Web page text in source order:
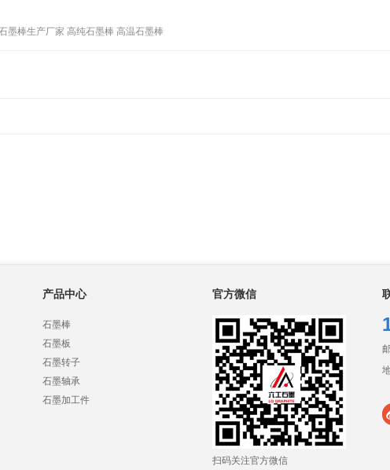
墨棒生产厂家 高纯石墨棒 高温石墨棒
产品中心
石墨棒
石墨板
石墨转子
石墨轴承
石墨加工件
官方微信
扫码关注官方微信